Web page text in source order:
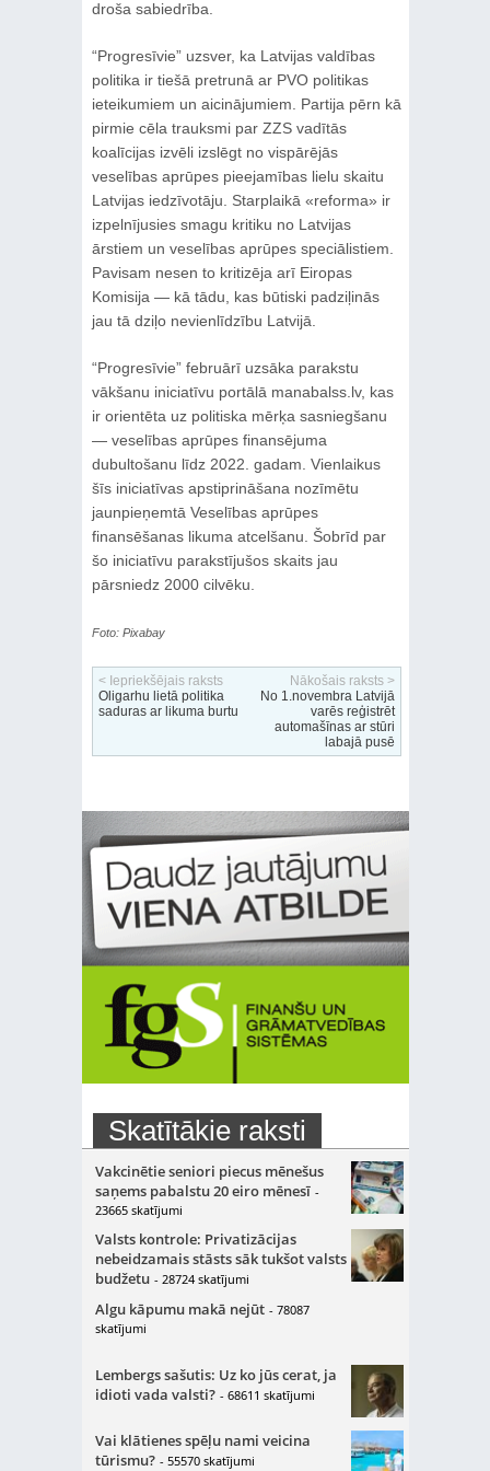
droša sabiedrība.
“Progresīvie” uzsver, ka Latvijas valdības
politika ir tiešā pretrunā ar PVO politikas
ieteikumiem un aicinājumiem. Partija pērn kā
pirmie cēla trauksmi par ZZS vadītās
koalīcijas izvēli izslēgt no vispārējās
veselības aprūpes pieejamības lielu skaitu
Latvijas iedzīvotāju. Starplaikā «reforma» ir
izpelnījusies smagu kritiku no Latvijas
ārstiem un veselības aprūpes speciālistiem.
Pavisam nesen to kritizēja arī Eiropas
Komisija — kā tādu, kas būtiski padziļinās
jau tā dziļo nevienlīdzību Latvijā.
“Progresīvie” februārī uzsāka parakstu
vākšanu iniciatīvu portālā manabalss.lv, kas
ir orientēta uz politiska mērķa sasniegšanu
— veselības aprūpes finansējuma
dubultošanu līdz 2022. gadam. Vienlaikus
šīs iniciatīvas apstiprināšana nozīmētu
jaunpieņemtā Veselības aprūpes
finansēšanas likuma atcelšanu. Šobrīd par
šo iniciatīvu parakstījušos skaits jau
pārsniedz 2000 cilvēku.
Foto: Pixabay
< Iepriekšējais raksts
Oligarhu lietā politika
saduras ar likuma burtu
Nākošais raksts >
No 1.novembra Latvijā
varēs reģistrēt
automašīnas ar stūri
labajā pusē
Skatītākie raksti
Vakcinētie seniori piecus mēnešus
saņems pabalstu 20 eiro mēnesī -
23665 skatījumi
Valsts kontrole: Privatizācijas
nebeidzamais stāsts sāk tukšot valsts
budžetu - 28724 skatījumi
Algu kāpumu makā nejūt - 78087
skatījumi
Lembergs sašutis: Uz ko jūs cerat, ja
idioti vada valsti? - 68611 skatījumi
Vai klātienes spēļu nami veicina
tūrismu? - 55570 skatījumi